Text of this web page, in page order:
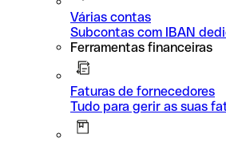
Várias contas
Subcontas com IBAN
Ferramentas financeiras
Faturas de fornecedores
Tudo para gerir as suas